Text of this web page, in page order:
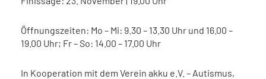
Öffnungszeiten: Mo – Mi: 9.30 – 13.30 Uhr und 16.00 –
19.00 Uhr; Fr – So: 14.00 – 17.00 Uhr
In Kooperation mit dem Verein akku e.V. – Autismus,